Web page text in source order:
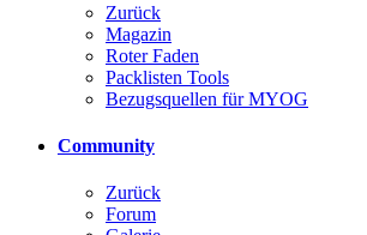
Zurück
Magazin
Roter Faden
Packlisten Tools
Bezugsquellen für MYOG
Community
Zurück
Forum